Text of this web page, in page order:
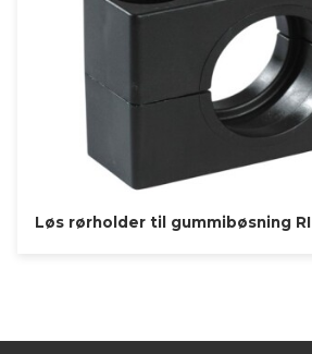
Løs rørholder til gummibøsning RI